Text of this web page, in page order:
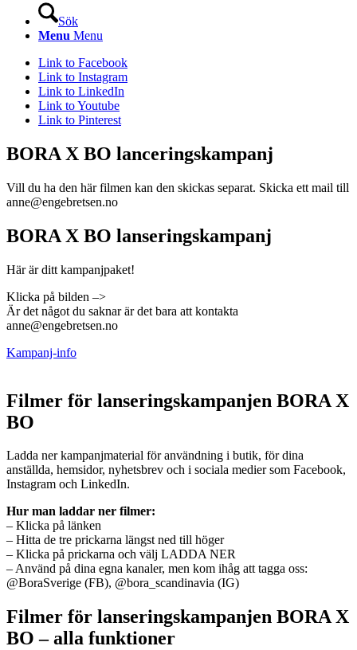
Sök
Menu Menu
Link to Facebook
Link to Instagram
Link to LinkedIn
Link to Youtube
Link to Pinterest
BORA X BO lanceringskampanj
Vill du ha den här filmen kan den skickas separat. Skicka ett mail till
anne@engebretsen.no
BORA X BO lanseringskampanj
Här är ditt kampanjpaket!
Klicka på bilden –>
Är det något du saknar är det bara att kontakta
anne@engebretsen.no
Kampanj-info
Filmer för lanseringskampanjen BORA X
BO
Ladda ner kampanjmaterial för användning i butik, för dina
anställda, hemsidor, nyhetsbrev och i sociala medier som Facebook,
Instagram och LinkedIn.
Hur man laddar ner filmer:
– Klicka på länken
– Hitta de tre prickarna längst ned till höger
– Klicka på prickarna och välj LADDA NER
– Använd på dina egna kanaler, men kom ihåg att tagga oss:
@BoraSverige (FB), @bora_scandinavia (IG)
Filmer för lanseringskampanjen BORA X
BO – alla funktioner